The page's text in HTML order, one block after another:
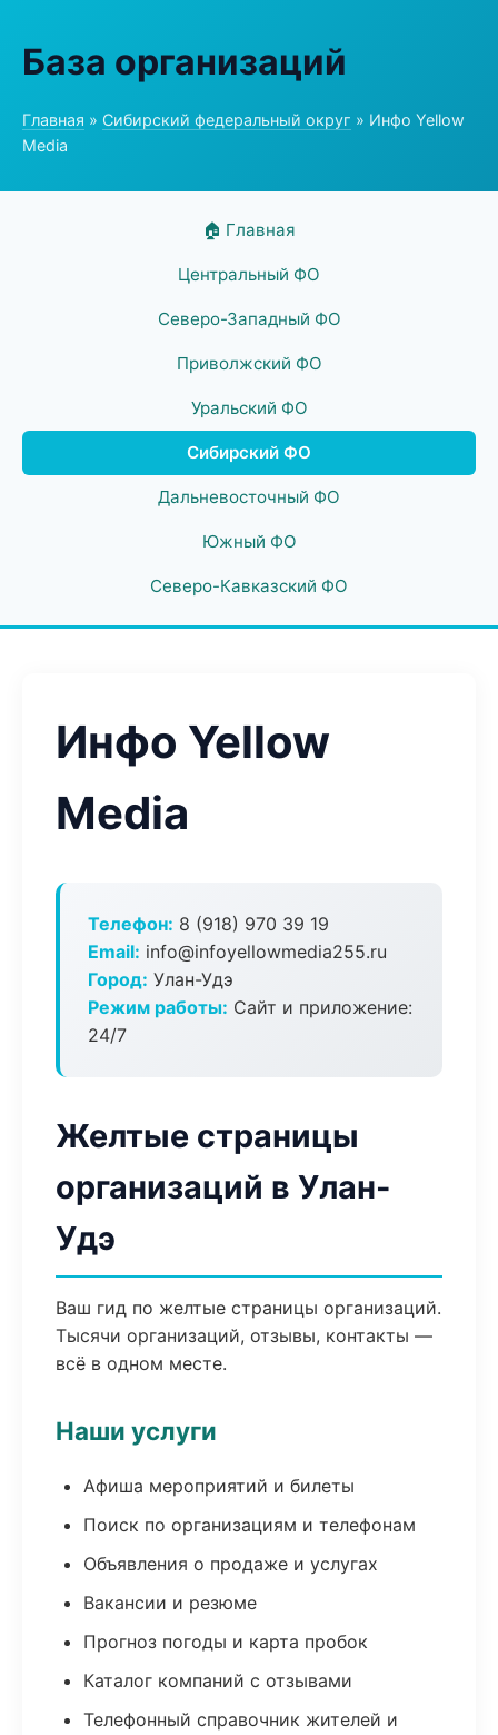
База организаций
Главная » Сибирский федеральный округ » Инфо Yellow
Media
🏠 Главная
Центральный ФО
Северо-Западный ФО
Приволжский ФО
Уральский ФО
Сибирский ФО
Дальневосточный ФО
Южный ФО
Северо-Кавказский ФО
Инфо Yellow
Media
Телефон: 8 (918) 970 39 19
Email: info@infoyellowmedia255.ru
Город: Улан-Удэ
Режим работы: Сайт и приложение:
24/7
Желтые страницы
организаций в Улан-
Удэ
Ваш гид по желтые страницы организаций.
Тысячи организаций, отзывы, контакты —
всё в одном месте.
Наши услуги
Афиша мероприятий и билеты
Поиск по организациям и телефонам
Объявления о продаже и услугах
Вакансии и резюме
Прогноз погоды и карта пробок
Каталог компаний с отзывами
Телефонный справочник жителей и